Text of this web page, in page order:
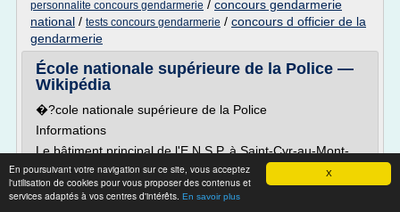
X
En poursuivant votre navigation sur ce site, vous acceptez
l'utilisation de cookies pour vous proposer des contenus et
services adaptés à vos centres d'intérêts. En savoir plus
personnalite concours gendarmerie / concours gendarmerie
national / tests concours gendarmerie / concours d officier de la
gendarmerie
École nationale supérieure de la Police —
Wikipédia
�?cole nationale supérieure de la Police
Informations
Le bâtiment principal de l'E.N.S.P. à Saint-Cyr-au-Mont-
d'Or , Rhône.
�?lèves-commissaires défilant sur les Champs-�?lysées
le